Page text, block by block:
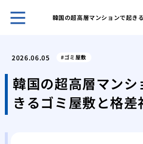
韓国の超高層マンションで起き
2026.06.05 ゴミ屋敷
韓国の超高層マンシ
きるゴミ屋敷と格差